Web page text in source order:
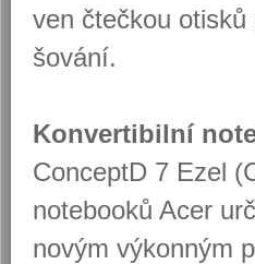
ven čteč­kou
šo­vá­ní.
Kon­ver­ti­bil­ní
Con­ceptD 7 Ezel
no­te­boo­ků Acer
novým vý­kon­ným